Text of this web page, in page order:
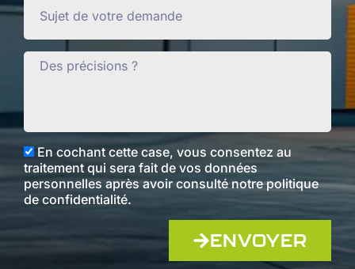
En cochant cette case, vous consentez au
traitement qui sera fait de vos données
personnelles après avoir consulté notre politique
de confidentialité.
ENVOYER